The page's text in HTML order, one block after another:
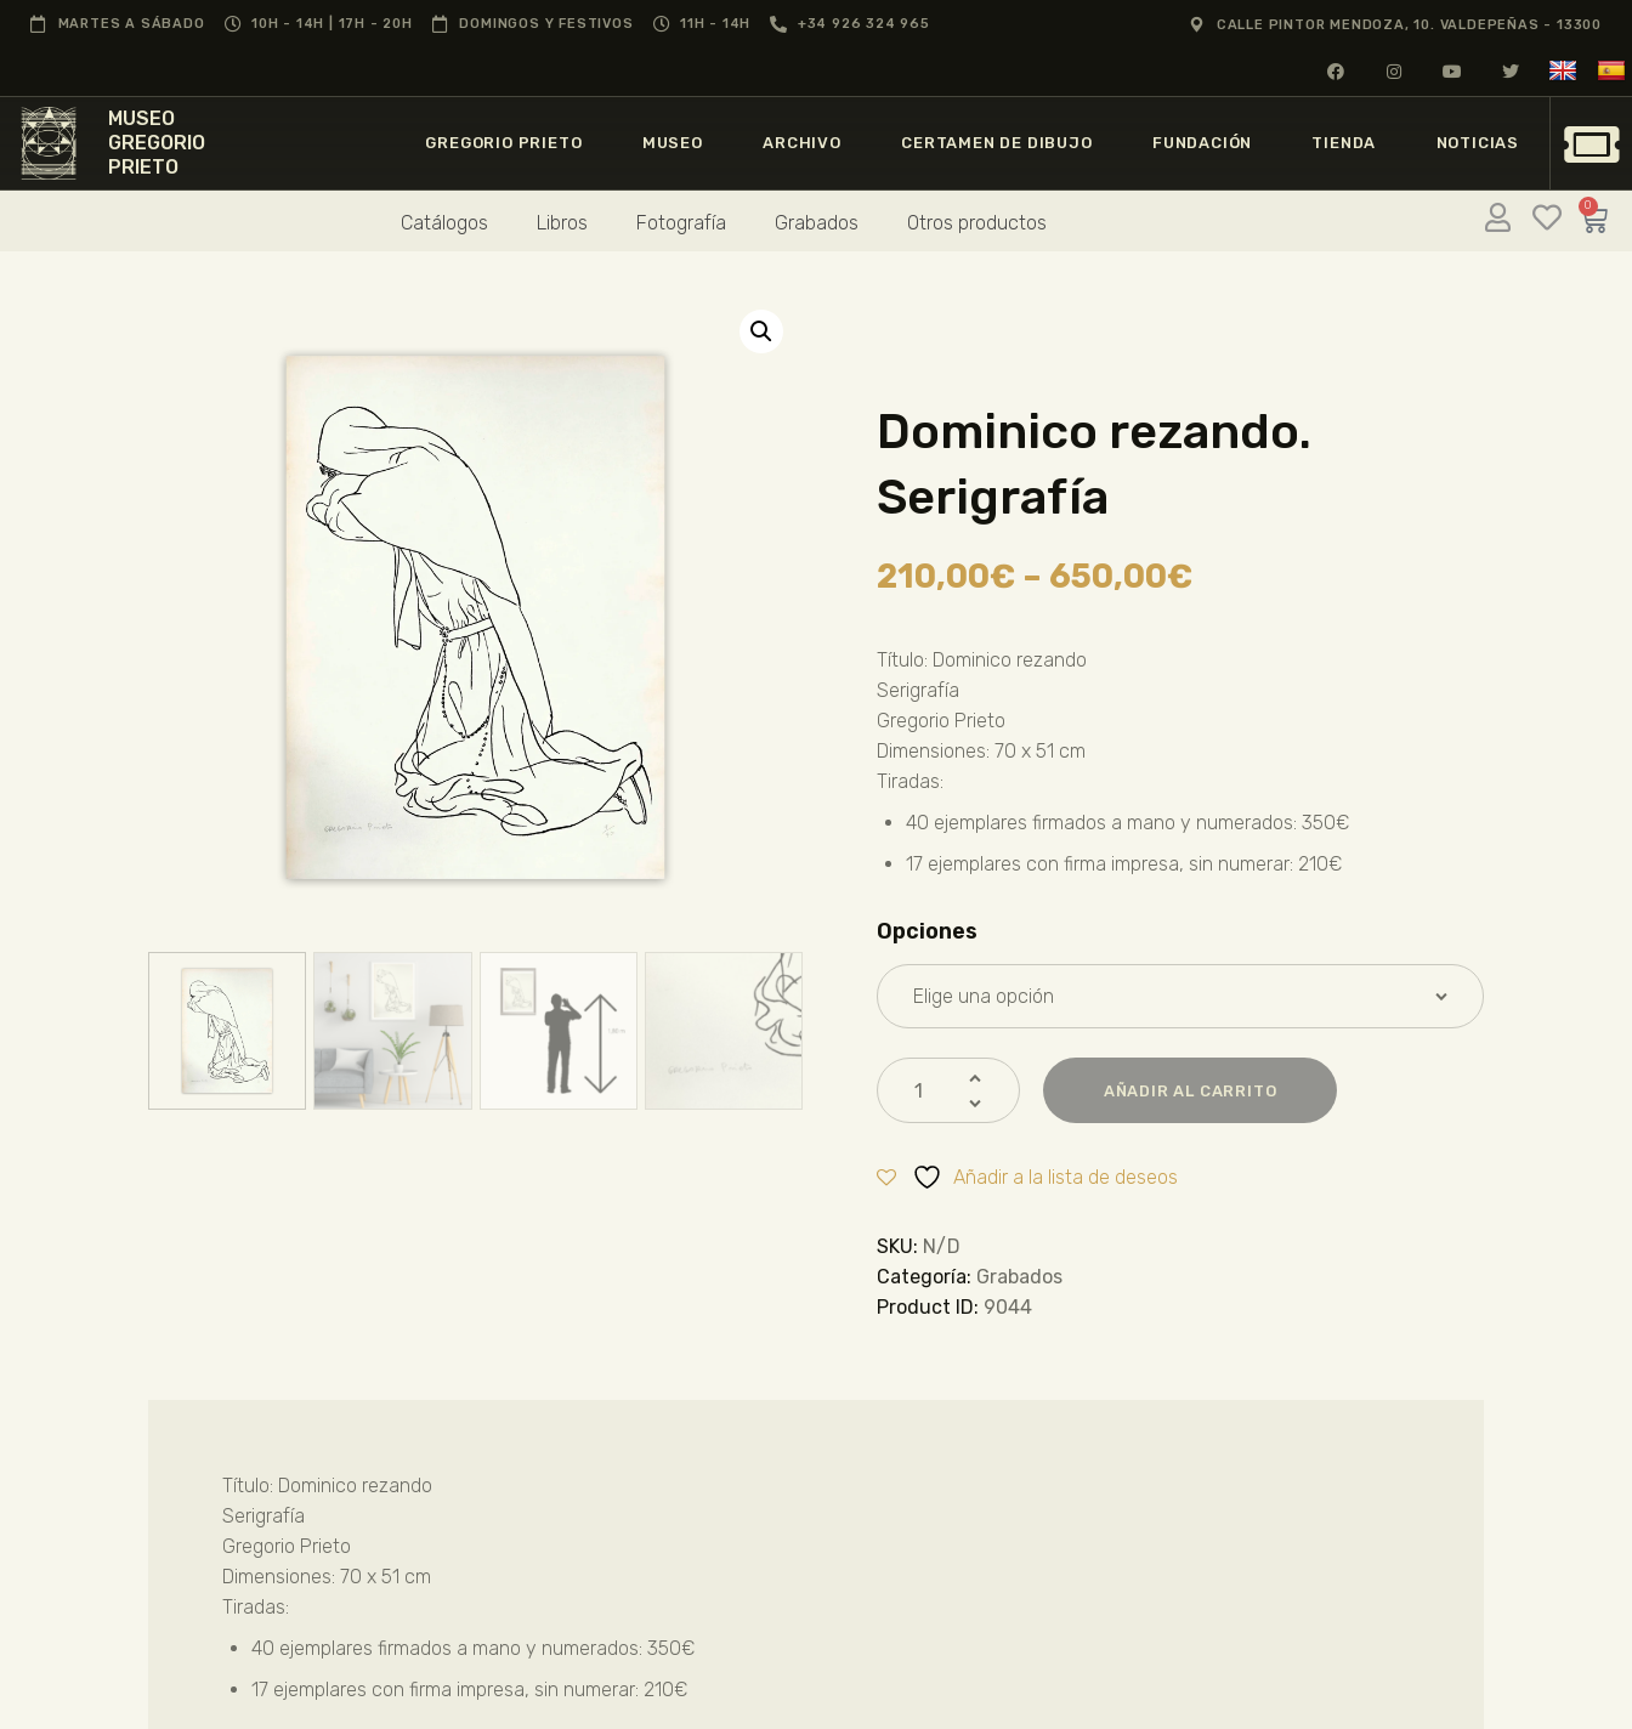
MARTES A SÁBADO 10H - 14H | 17H - 20H DOMINGOS Y FESTIVOS 11H - 14H +34 926 324 965 CALLE PINTOR MENDOZA, 10. VALDEPEÑAS - 13300
MUSEO
GREGORIO
PRIETO
GREGORIO PRIETO MUSEO ARCHIVO CERTAMEN DE DIBUJO FUNDACIÓN TIENDA NOTICIAS
Catálogos Libros Fotografía Grabados Otros productos
0
MUSEO
PRIETO
GREGORIO PRIETO
MUSEO
ARCHIVO
CERTAMEN DE
FUNDACIÓN
Dominico rezando.
Serigrafía
210,00€ – 650,00€
Título: Dominico rezando
Serigrafía
Gregorio Prieto
Dimensiones: 70 x 51 cm
Tiradas:
40 ejemplares firmados a mano y numerados: 350€
17 ejemplares con firma impresa, sin numerar: 210€
Opciones
AÑADIR AL CARRITO
Añadir a la lista de deseos
SKU: N/D
Categoría: Grabados
Product ID: 9044
Título: Dominico rezando
Serigrafía
Gregorio Prieto
Dimensiones: 70 x 51 cm
Tiradas:
40 ejemplares firmados a mano y numerados: 350€
17 ejemplares con firma impresa, sin numerar: 210€